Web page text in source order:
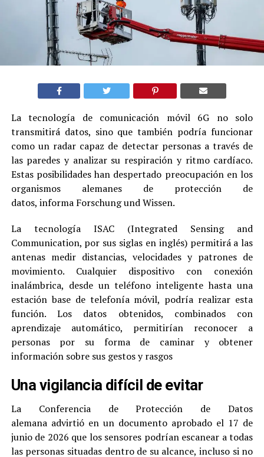
La tecnología de comunicación móvil 6G no solo
transmitirá datos, sino que también podría funcionar
como un radar capaz de detectar personas a través de
las paredes y analizar su respiración y ritmo cardíaco.
Estas posibilidades han despertado preocupación en los
organismos alemanes de protección de
datos, informa Forschung und Wissen.
La tecnología ISAC (Integrated Sensing and
Communication, por sus siglas en inglés) permitirá a las
antenas medir distancias, velocidades y patrones de
movimiento. Cualquier dispositivo con conexión
inalámbrica, desde un teléfono inteligente hasta una
estación base de telefonía móvil, podría realizar esta
función. Los datos obtenidos, combinados con
aprendizaje automático, permitirían reconocer a
personas por su forma de caminar y obtener
información sobre sus gestos y rasgos
Una vigilancia difícil de evitar
La Conferencia de Protección de Datos
alemana advirtió en un documento aprobado el 17 de
junio de 2026 que los sensores podrían escanear a todas
las personas situadas dentro de su alcance, incluso si no